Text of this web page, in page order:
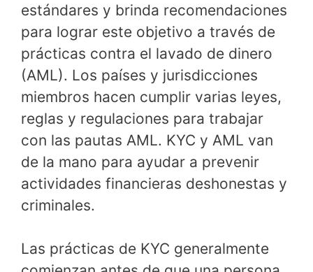
estándares y brinda recomendaciones
para lograr este objetivo a través de
prácticas contra el lavado de dinero
(AML). Los países y jurisdicciones
miembros hacen cumplir varias leyes,
reglas y regulaciones para trabajar
con las pautas AML. KYC y AML van
de la mano para ayudar a prevenir
actividades financieras deshonestas y
criminales.
Las prácticas de KYC generalmente